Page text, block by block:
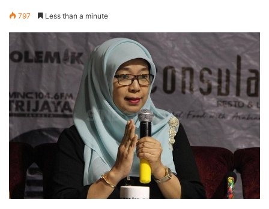
797 Less than a minute